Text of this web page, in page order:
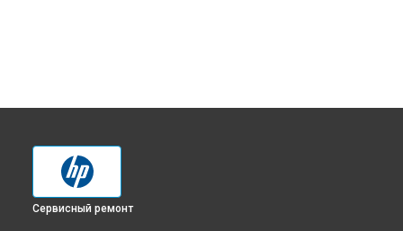
Сервисный ремонт